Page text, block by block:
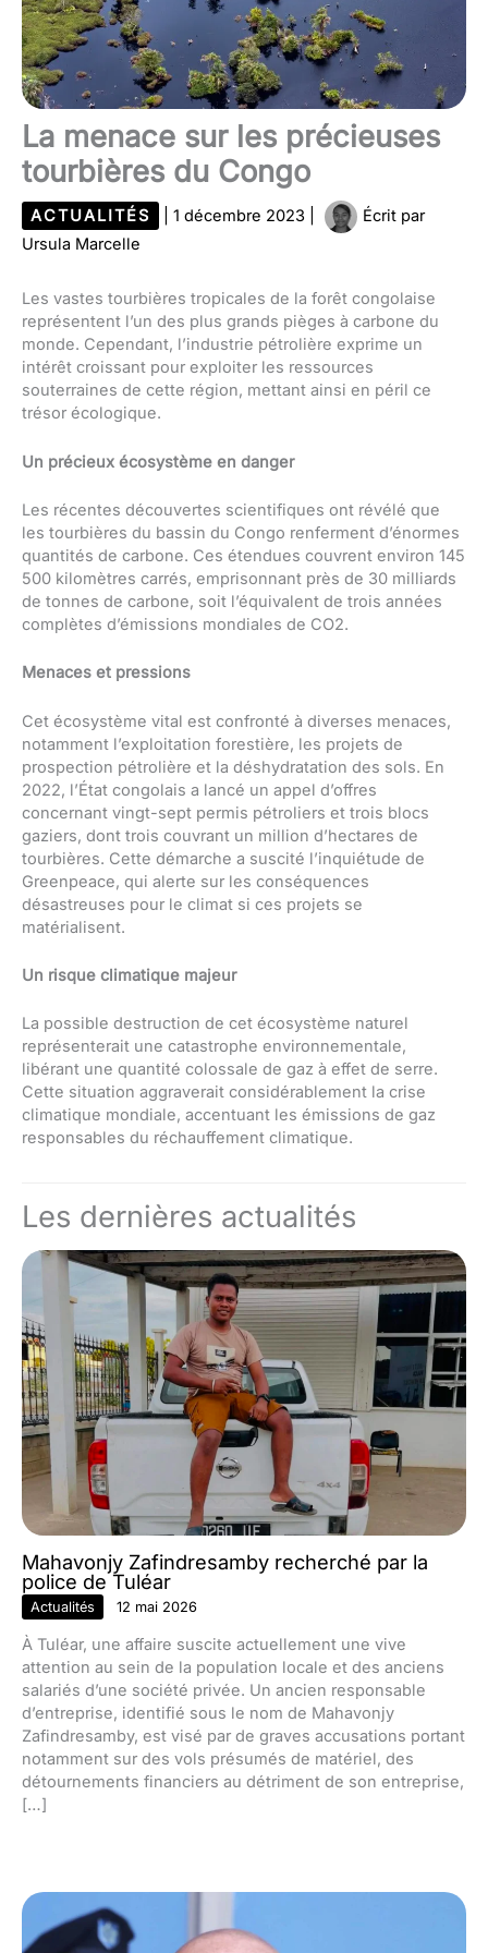
La menace sur les précieuses
tourbières du Congo
ACTUALITÉS 1 décembre 2023
Écrit par
Ursula Marcelle
Les vastes tourbières tropicales de la forêt congolaise
représentent l’un des plus grands pièges à carbone du
monde. Cependant, l’industrie pétrolière exprime un
intérêt croissant pour exploiter les ressources
souterraines de cette région, mettant ainsi en péril ce
trésor écologique.
Un précieux écosystème en danger
Les récentes découvertes scientifiques ont révélé que
les tourbières du bassin du Congo renferment d’énormes
quantités de carbone. Ces étendues couvrent environ 145
500 kilomètres carrés, emprisonnant près de 30 milliards
de tonnes de carbone, soit l’équivalent de trois années
complètes d’émissions mondiales de CO2.
Menaces et pressions
Cet écosystème vital est confronté à diverses menaces,
notamment l’exploitation forestière, les projets de
prospection pétrolière et la déshydratation des sols. En
2022, l’État congolais a lancé un appel d’offres
concernant vingt-sept permis pétroliers et trois blocs
gaziers, dont trois couvrant un million d’hectares de
tourbières. Cette démarche a suscité l’inquiétude de
Greenpeace, qui alerte sur les conséquences
désastreuses pour le climat si ces projets se
matérialisent.
Un risque climatique majeur
La possible destruction de cet écosystème naturel
représenterait une catastrophe environnementale,
libérant une quantité colossale de gaz à effet de serre.
Cette situation aggraverait considérablement la crise
climatique mondiale, accentuant les émissions de gaz
responsables du réchauffement climatique.
Les dernières actualités
Mahavonjy Zafindresamby recherché par la
police de Tuléar
Actualités 12 mai 2026
À Tuléar, une affaire suscite actuellement une vive
attention au sein de la population locale et des anciens
salariés d’une société privée. Un ancien responsable
d’entreprise, identifié sous le nom de Mahavonjy
Zafindresamby, est visé par de graves accusations portant
notamment sur des vols présumés de matériel, des
détournements financiers au détriment de son entreprise,
[…]